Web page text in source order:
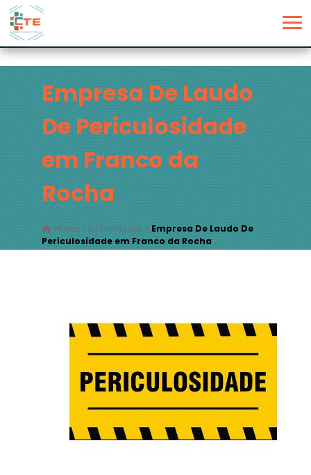
Empresa De Laudo
De Periculosidade
em Franco da
Rocha
Home» Informações » Empresa De Laudo De
Periculosidade em Franco da Rocha